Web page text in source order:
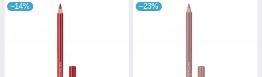
–14% –23%